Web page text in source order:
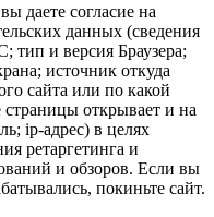
даете согласие на
данных (сведения
тип и версия Браузера;
источник откуда
сайта или по какой
открывает и на
ip-адрес) в целях
ретаргетинга и
и обзоров. Если вы
покиньте сайт.